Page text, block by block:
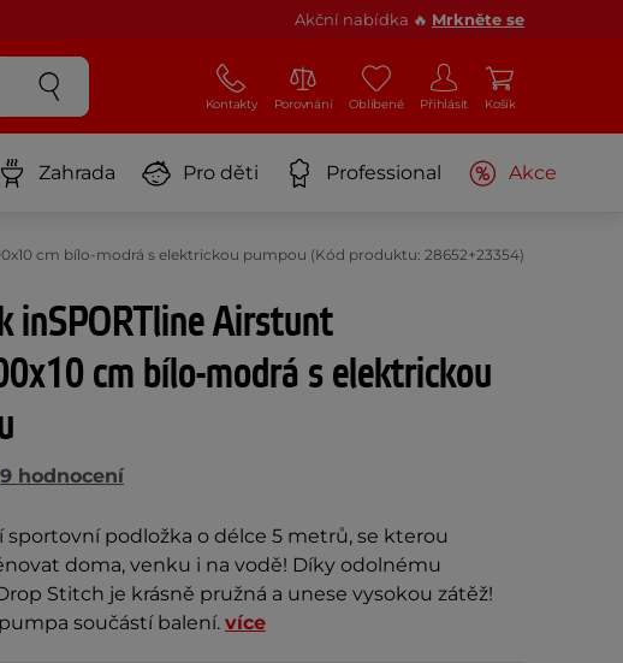
Akční nabídka 🔥 Mrkněte se
Kontakty Porovnání Oblíbené Přihlásit Košík
Zahrada Pro děti Professional Akce
cm bílo-modrá s elektrickou pumpou (Kód produktu: 28652+23354)
inSPORTline Airstunt
cm bílo-modrá s elektrickou
9 hodnocení
sportovní podložka o délce 5 metrů, se kterou
doma, venku i na vodě! Díky odolnému
Stitch je krásně pružná a unese vysokou zátěž!
součástí balení. více